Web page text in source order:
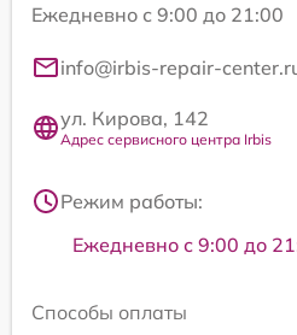
Ежедневно с 9:00 до 21:00
info@irbis-repair-
ул. Кирова, 142
Адрес сервисного центра Irbis
Режим работы:
Ежедневно с 9:00 до
Способы оплаты